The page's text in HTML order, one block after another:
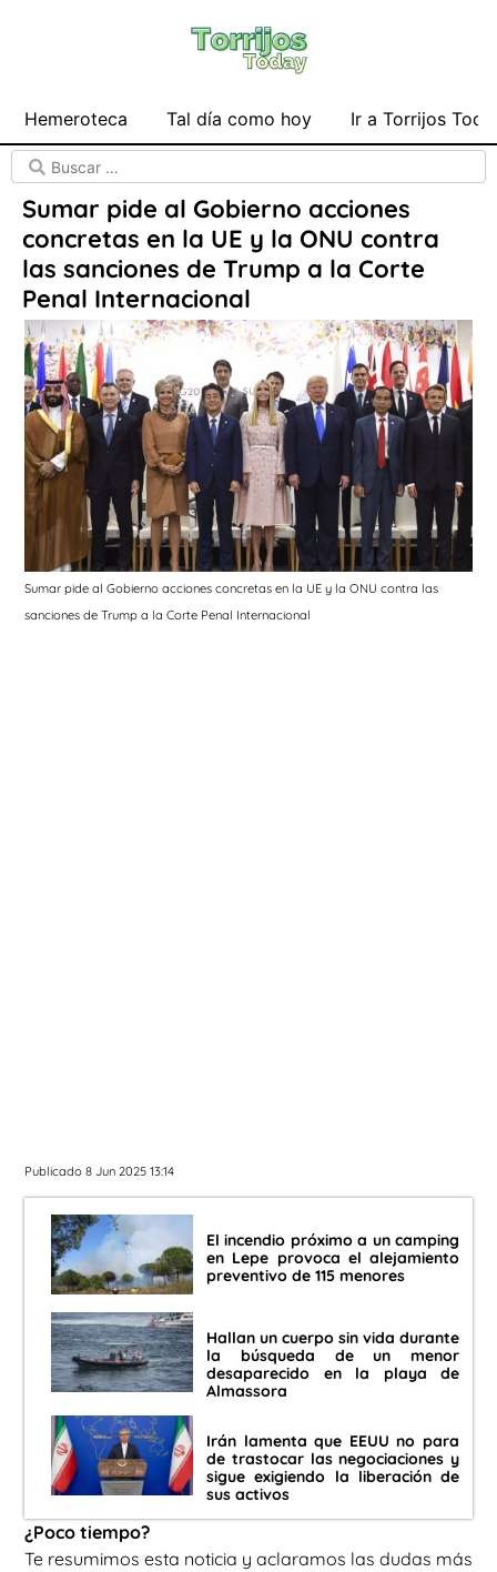
Hemeroteca Tal día como hoy Ir a Torrijos
Sumar pide al Gobierno acciones
concretas en la UE y la ONU contra
las sanciones de Trump a la Corte
Penal Internacional
Sumar pide al Gobierno acciones concretas en la UE y la ONU contra las
sanciones de Trump a la Corte Penal Internacional
Publicado 8 Jun 2025 13:14
El incendio próximo a un camping
en Lepe provoca el alejamiento
preventivo de 115 menores
Hallan un cuerpo sin vida durante
la búsqueda de un menor
desaparecido en la playa de
Almassora
Irán lamenta que EEUU no para
de trastocar las negociaciones y
sigue exigiendo la liberación de
sus activos
¿Poco tiempo?
Te resumimos esta noticia y aclaramos las dudas más